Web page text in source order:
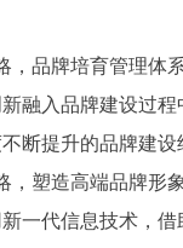
，品牌培育管理体
融入品牌建设过
断提升的品牌建设
，塑造高端品牌形
一代信息技术，